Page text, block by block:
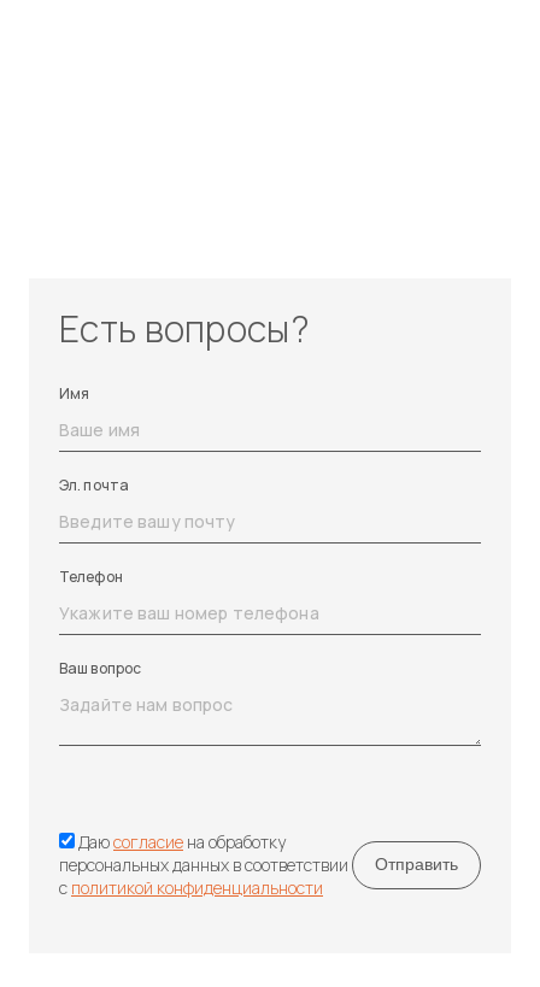
Есть вопросы?
Имя
Эл. почта
Телефон
Ваш вопрос
Даюсогласие на обработку
персональных данных в соответствии
с политикой конфиденциальности